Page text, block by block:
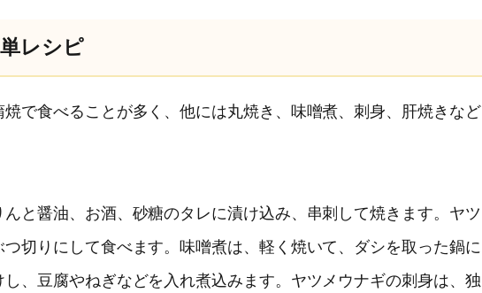
レシピ
で食べることが多く、他には丸焼き、味噌煮、刺身、肝焼きなど
と醤油、お酒、砂糖のタレに漬け込み、串刺して焼きます。ヤツ
切りにして食べます。味噌煮は、軽く焼いて、ダシを取った鍋に
、豆腐やねぎなどを入れ煮込みます。ヤツメウナギの刺身は、独